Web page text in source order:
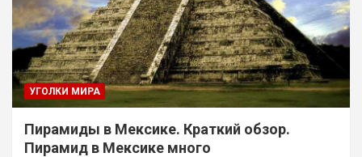
УГОЛКИ МИРА
Пирамиды в Мексике. Краткий обзор.
Пирамид в Мексике много